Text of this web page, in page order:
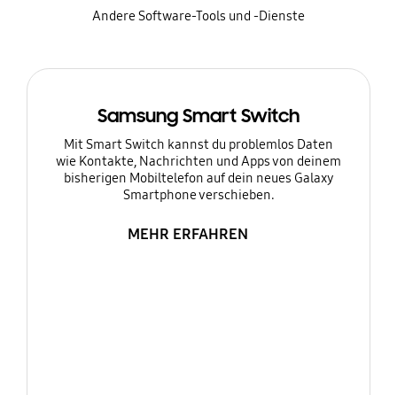
Andere Software-Tools und -Dienste
Samsung Smart Switch
Mit Smart Switch kannst du problemlos Daten
wie Kontakte, Nachrichten und Apps von deinem
bisherigen Mobiltelefon auf dein neues Galaxy
Smartphone verschieben.
MEHR ERFAHREN